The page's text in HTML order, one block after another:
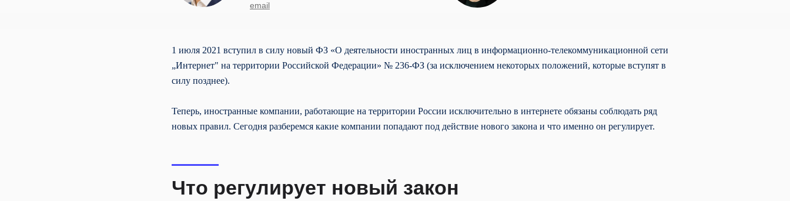
email
1 июля 2021 вступил в силу новый ФЗ «О деятельности иностранных лиц в информационно-телекоммуникационной сети
„Интернет" на территории Российской Федерации» № 236-ФЗ (за исключением некоторых положений, которые вступят в
силу позднее).
Теперь, иностранные компании, работающие на территории России исключительно в интернете обязаны соблюдать ряд
новых правил. Сегодня разберемся какие компании попадают под действие нового закона и что именно он регулирует.
Что регулирует новый закон